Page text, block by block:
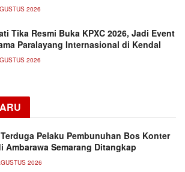
2026
Tika Resmi Buka KPXC 2026, Jadi Event
Paralayang Internasional di Kendal
2026
Pelaku Pembunuhan Bos Konter
Ambarawa Semarang Ditangkap
2026